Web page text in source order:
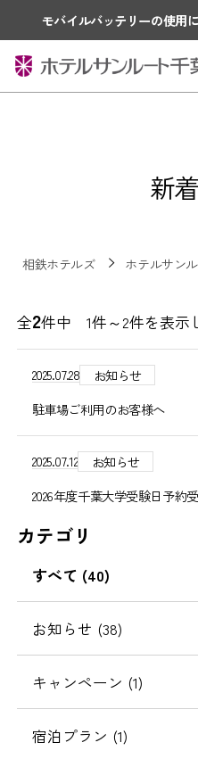
モバイルバッテリーの使用
新
相鉄ホテルズ ホテルサン
全2件中 1件～2件を表示
2025.07.28
お知らせ
駐車場ご利用のお客様へ
2025.07.12
お知らせ
2026年度千葉大学受験日予約
カテゴリ
すべて (40)
お知らせ (38)
キャンペーン (1)
宿泊プラン (1)